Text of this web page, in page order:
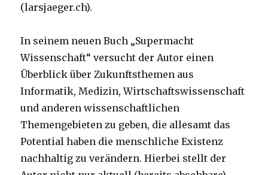
(larsjaeger.ch).
In seinem neuen Buch „Supermacht
Wissenschaft“ versucht der Autor einen
Überblick über Zukunftsthemen aus
Informatik, Medizin, Wirtschaftswissenschaft
und anderen wissenschaftlichen
Themengebieten zu geben, die allesamt das
Potential haben die menschliche Existenz
nachhaltig zu verändern. Hierbei stellt der